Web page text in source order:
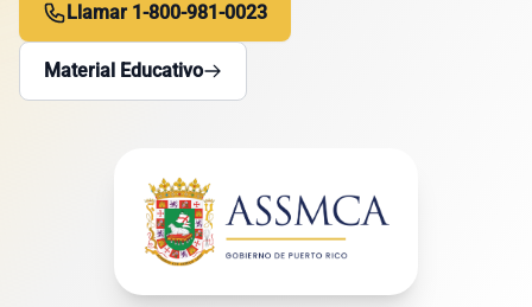
Llamar 1-800-981-0023
Material Educativo